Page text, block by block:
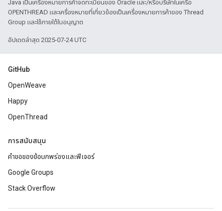
Java เป็นเครื่องหมายการค้าจดทะเบียนของ Oracle และ/หรือบริษัทในเครือ
OPENTHREAD และเครื่องหมายที่เกี่ยวข้องเป็นเครื่องหมายการค้าของ Thread
Group และใช้ภายใต้ใบอนุญาต
อัปเดตล่าสุด 2025-07-24 UTC
GitHub
OpenWeave
Happy
OpenThread
การสนับสนุน
คำขอของข้อบกพร่องและฟีเจอร์
Google Groups
Stack Overflow